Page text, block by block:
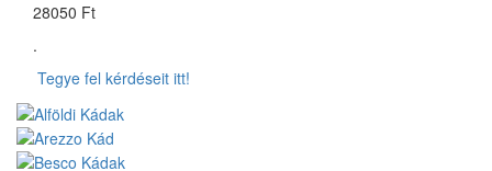
28050 Ft
.
Tegye fel kérdéseit itt!